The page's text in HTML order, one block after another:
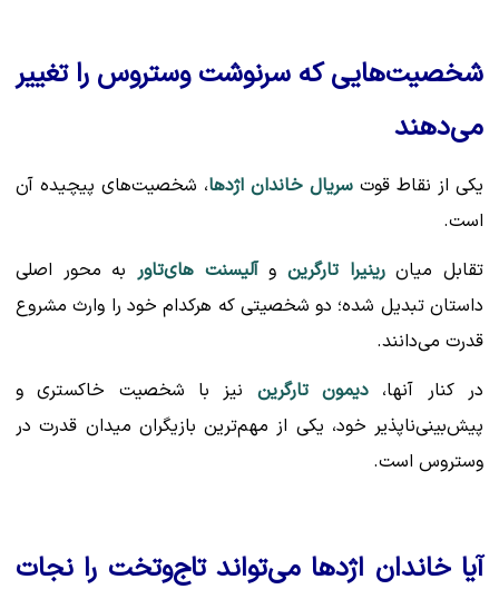
شخصیت‌هایی که سرنوشت وستروس را تغییر
می‌دهند
یکی از نقاط قوت سریال خاندان اژدها، شخصیت‌های پیچیده آن
است.
تقابل میانرینیرا تارگرینوآلیسنت های‌تاور به محور اصلی
داستان تبدیل شده؛ دو شخصیتی که هرکدام خود را وارث مشروع
قدرت می‌دانند.
در کنار آنها، دیمون تارگرین نیز با شخصیت خاکستری و
پیش‌بینی‌ناپذیر خود، یکی از مهم‌ترین بازیگران میدان قدرت در
وستروس است.
آیا خاندان اژدها می‌تواند تاج‌وتخت را نجات